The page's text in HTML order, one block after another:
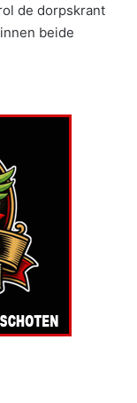
de dorpskrant
beide